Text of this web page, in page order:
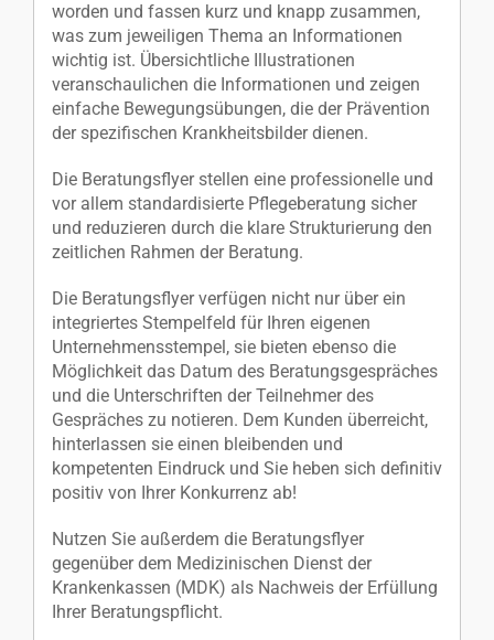
worden und fassen kurz und knapp zusammen,
was zum jeweiligen Thema an Informationen
wichtig ist. Übersichtliche Illustrationen
veranschaulichen die Informationen und zeigen
einfache Bewegungsübungen, die der Prävention
der spezifischen Krankheitsbilder dienen.
Die Beratungsflyer stellen eine professionelle und
vor allem standardisierte Pflegeberatung sicher
und reduzieren durch die klare Strukturierung den
zeitlichen Rahmen der Beratung.
Die Beratungsflyer verfügen nicht nur über ein
integriertes Stempelfeld für Ihren eigenen
Unternehmensstempel, sie bieten ebenso die
Möglichkeit das Datum des Beratungsgespräches
und die Unterschriften der Teilnehmer des
Gespräches zu notieren. Dem Kunden überreicht,
hinterlassen sie einen bleibenden und
kompetenten Eindruck und Sie heben sich definitiv
positiv von Ihrer Konkurrenz ab!
Nutzen Sie außerdem die Beratungsflyer
gegenüber dem Medizinischen Dienst der
Krankenkassen (MDK) als Nachweis der Erfüllung
Ihrer Beratungspflicht.